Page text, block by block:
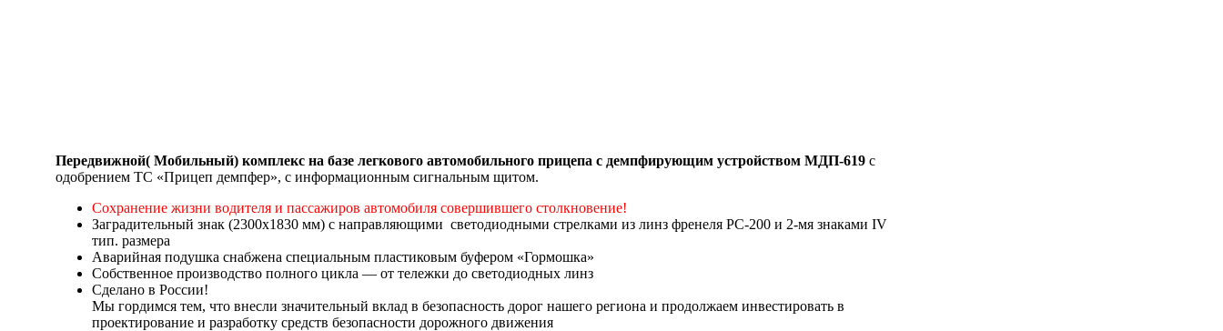
Передвижной( Мобильный) комплекс на базе легкового автомобильного прицепа с демпфирующим устройством МДП-619 с
одобрением ТС «Прицеп демпфер», с информационным сигнальным щитом.
Сохранение жизни водителя и пассажиров автомобиля совершившего столкновение!
Заградительный знак (2300х1830 мм) с направляющими светодиодными стрелками из линз френеля РС-200 и 2-мя знаками IV
тип. размера
Аварийная подушка снабжена специальным пластиковым буфером «Гормошка»
Собственное производство полного цикла — от тележки до светодиодных линз
Сделано в России!
Мы гордимся тем, что внесли значительный вклад в безопасность дорог нашего региона и продолжаем инвестировать в
проектирование и разработку средств безопасности дорожного движения